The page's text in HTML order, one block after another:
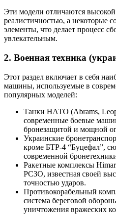
Эти модели отличаются высокой
реалистичностью, а некоторые
элементы, что делает процесс
увлекательным.
2. Военная техника
Этот раздел включает в себя
машины, используемые в
популярных моделей:
Танки НАТО (Abrams,
современные боевые
бронезащитой и мощной
Украинские
кроме БТР-4 “Буцефал”,
современной
Ракетные комплексы
РСЗО, известная своей
точностью ударов.
Противокорабельный
система береговой
уничтожения вражеских